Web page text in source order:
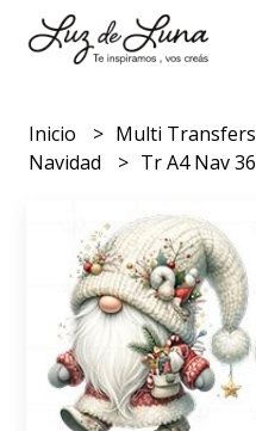
Inicio Multi Transfers
Navidad
Tr A4 Nav 36